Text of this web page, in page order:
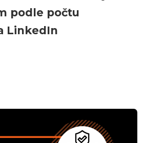
podle počtu
LinkedIn